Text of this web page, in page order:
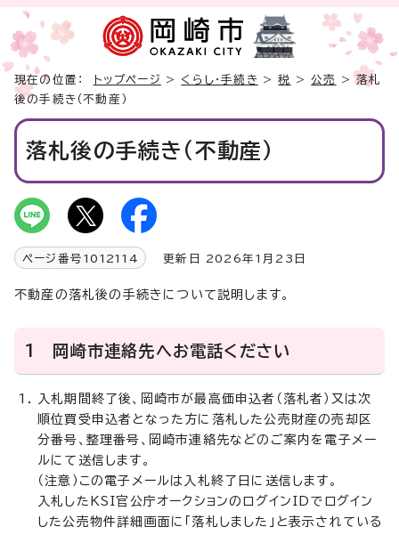
現在の位置： トップページ > くらし・手続き >税 >公売
> 落札
後の手続き（不動産）
落札後の手続き（不動産）
ページ番号 1012114 更新日 2026年1月23日
不動産の落札後の手続きについて説明します。
1 岡崎市連絡先へお電話ください
入札期間終了後、岡崎市が最高価申込者（落札者）又は次
順位買受申込者となった方に落札した公売財産の売却区
分番号、整理番号、岡崎市連絡先などのご案内を電子メー
ルにて送信します。
（注意）この電子メールは入札終了日に送信します。
入札したKSI官公庁オークションのログインIDでログイン
した公売物件詳細画面に「落札しました」と表示されている